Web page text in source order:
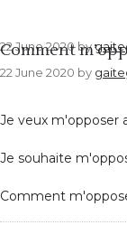
22 June 2020 by
Comment
22 June 2020 by
Je veux m'opposer
Je souhaite
Comment